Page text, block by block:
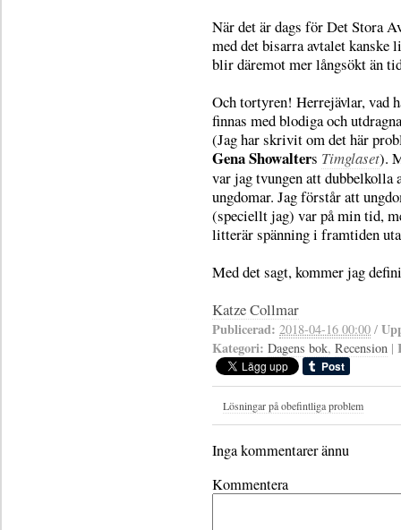
När det är dags för Det Stora
med det bisarra avtalet
blir däremot mer långsökt än
Och tortyren! Herrejävlar, vad
finnas med blodiga och
(Jag har skrivit om det här
Gena Showalters Timglaset).
var jag tvungen att
ungdomar. Jag förstår att
(speciellt jag) var på min tid,
litterär spänning i framtiden
Med det sagt, kommer jag
Katze Collmar
Publicerad: 2018-04-16 00:00 /
Kategori: Dagens bok, Recension |
Lösningar på obefintliga problem
Inga kommentarer ännu
Kommentera